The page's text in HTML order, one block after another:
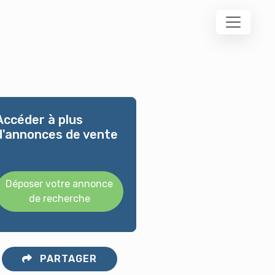
à plus
de vente
Déposer votre annonce
de recherche
PARTAGER